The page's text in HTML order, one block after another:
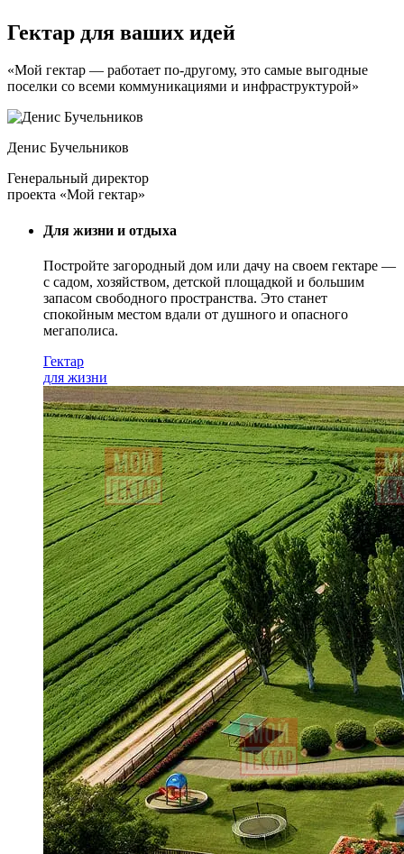
Гектар для ваших идей
«Мой гектар — работает по-другому, это самые выгодные
поселки со всеми коммуникациями и инфраструктурой»
Денис Бучельников
Генеральный директор
проекта «Мой гектар»
Для жизни и отдыха
Постройте загородный дом или дачу на своем гектаре —
с садом, хозяйством, детской площадкой и большим
запасом свободного пространства. Это станет
спокойным местом вдали от душного и опасного
мегаполиса.
Гектар
для жизни